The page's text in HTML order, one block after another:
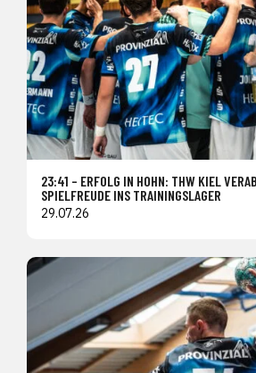
23:41 – ERFOLG IN HOHN: THW KIEL
SPIELFREUDE INS TRAININGSLAGER
29.07.26